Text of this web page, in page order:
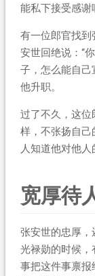
能私下接受感谢
有一位郎官找到
安世回绝说：“
子，怎么能自己
他升职。
过了不久，这
样，不张扬自己
人知道他对他人
宽厚待
张安世的忠厚
光禄勋的时候，
事把这件事禀报